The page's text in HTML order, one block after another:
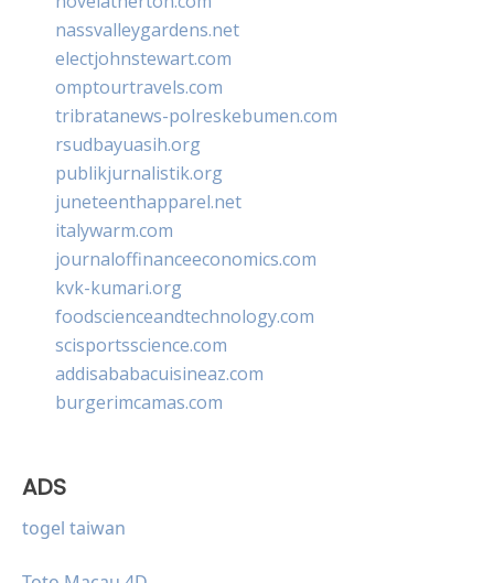
nassvalleygardens.net
electjohnstewart.com
omptourtravels.com
tribratanews-polreskebumen.com
rsudbayuasih.org
publikjurnalistik.org
juneteenthapparel.net
italywarm.com
journaloffinanceeconomics.com
kvk-kumari.org
foodscienceandtechnology.com
scisportsscience.com
addisababacuisineaz.com
burgerimcamas.com
ADS
togel taiwan